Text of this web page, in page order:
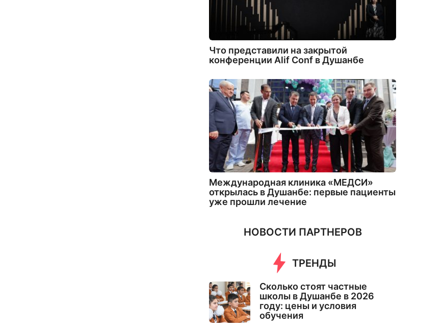
Что представили на закрытой
конференции Alif Conf в Душанбе
Международная клиника «МЕДСИ»
открылась в Душанбе: первые пациенты
уже прошли лечение
НОВОСТИ ПАРТНЕРОВ
ТРЕНДЫ
Сколько стоят частные
школы в Душанбе в 2026
году: цены и условия
обучения